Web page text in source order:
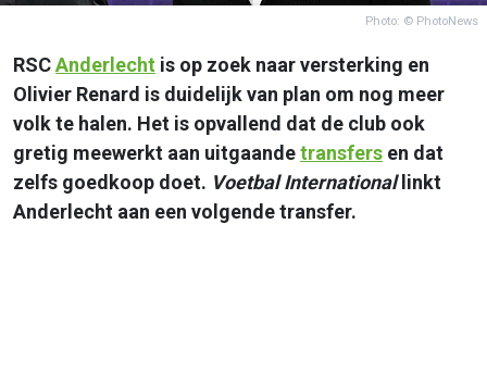
Photo: © PhotoNews
RSCAnderlecht is op zoek naar versterking en
Olivier Renard is duidelijk van plan om nog meer
volk te halen. Het is opvallend dat de club ook
gretig meewerkt aan uitgaandetransfers en dat
zelfs goedkoop doet. Voetbal Internationallinkt
Anderlecht aan een volgende transfer.